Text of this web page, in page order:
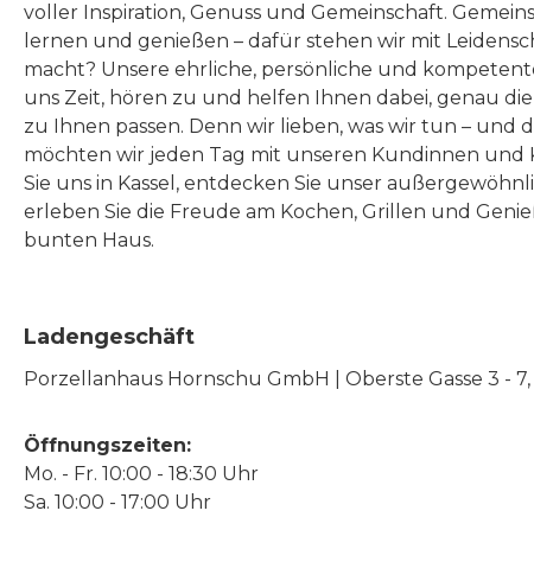
voller Inspiration, Genuss und Gemeinschaft.
lernen und genießen – dafür stehen wir mit
macht? Unsere ehrliche, persönliche und
uns Zeit, hören zu und helfen Ihnen dabei, genau
zu Ihnen passen. Denn wir lieben, was wir tun – und
möchten wir jeden Tag mit unseren Kundinnen und
Sie uns in Kassel, entdecken Sie unser
erleben Sie die Freude am Kochen, Grillen und
bunten Haus.
Ladengeschäft
Porzellanhaus Hornschu GmbH | Oberste Gasse 3 - 7, |
Öffnungszeiten:
Mo. - Fr. 10:00 - 18:30 Uhr
Sa. 10:00 - 17:00 Uhr